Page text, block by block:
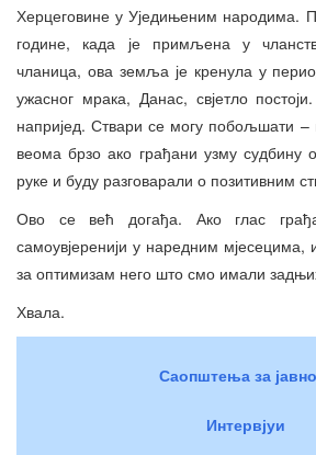
Херцеговине у Уједињеним народима.
године, када је примљена у
чланица, ова земља је кренула у
ужасног мрака, Данас, свјетло
напријед. Ствари се могу побољшати
веома брзо ако грађани узму судбину
руке и буду разговарали о позитивним
Ово се већ догађа. Ако глас
самоувјеренији у наредним
за оптимизам него што смо имали
Хвала.
Саопштења за
Интервјуи